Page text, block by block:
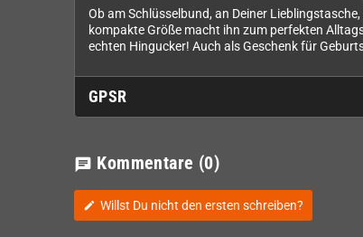
Ob am Schlüsselbund, an Deiner
kompakte Größe macht ihn zum perfekten
echten Hingucker! Auch als Geschenk für
GPSR
chat Kommentare (0)
edit Willst Du nicht den ersten schreiben?